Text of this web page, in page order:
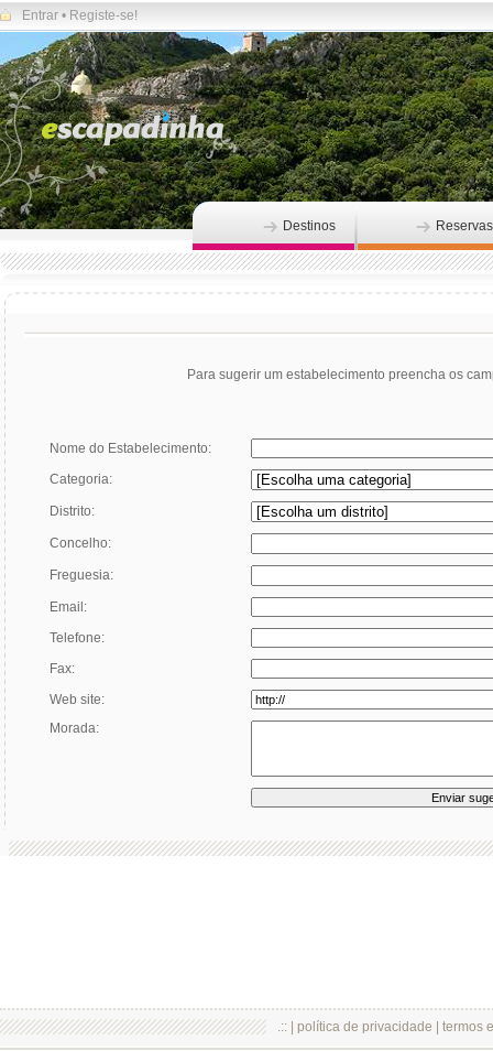
Entrar • Registe-se!
Destinos Reservas
Para sugerir um estabelecimento preencha os
Nome do Estabelecimento:
Categoria:
Distrito:
Concelho:
Freguesia:
Email:
Telefone:
Fax:
Web site:
Morada:
.:: | política de privacidade termos